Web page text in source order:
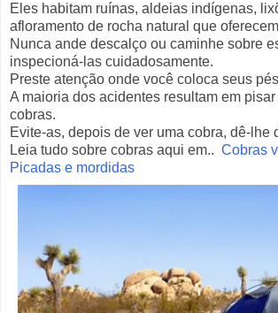
Eles habitam ruínas, aldeias indígenas,
afloramento de rocha natural que
Nunca ande descalço ou caminhe sobre
inspecioná-las cuidadosamente.
Preste atenção onde você coloca seus
A maioria dos acidentes resultam em
cobras.
Evite-as, depois de ver uma cobra, dê-lhe
Leia tudo sobre cobras aqui em.. Cobras
Picadas e mordidas